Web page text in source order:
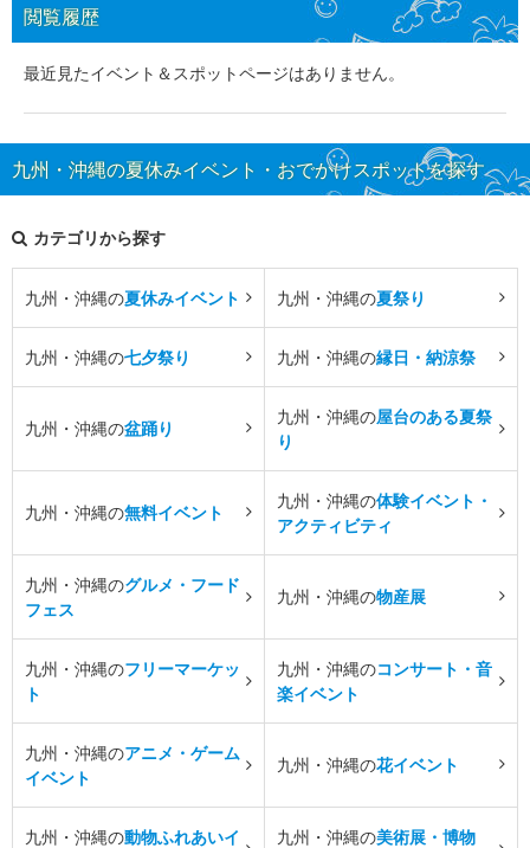
閲覧履歴
最近見たイベント＆スポットページはありません。
九州・沖縄の夏休みイベント・おでかけスポットを探す
カテゴリから探す
九州・沖縄の夏休みイベント 九州・沖縄の夏祭り
九州・沖縄の七夕祭り 九州・沖縄の縁日・納涼祭
九州・沖縄の盆踊り
九州・沖縄の屋台のある夏祭
り
九州・沖縄の無料イベント
九州・沖縄の体験イベント・
アクティビティ
九州・沖縄のグルメ・フード
フェス
九州・沖縄の物産展
九州・沖縄のフリーマーケッ
ト
九州・沖縄のコンサート・音
楽イベント
九州・沖縄のアニメ・ゲーム
イベント
九州・沖縄の花イベント
九州・沖縄の動物ふれあいイ 九州・沖縄の美術展・博物